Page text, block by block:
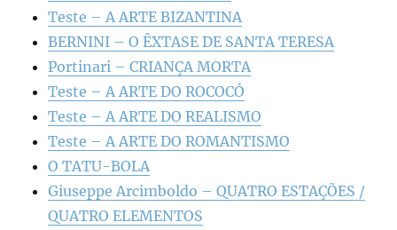
Teste – A ARTE BIZANTINA
BERNINI – O ÊXTASE DE SANTA TERESA
Portinari – CRIANÇA MORTA
Teste – A ARTE DO ROCOCÓ
Teste – A ARTE DO REALISMO
Teste – A ARTE DO ROMANTISMO
O TATU-BOLA
Giuseppe Arcimboldo – QUATRO ESTAÇÕES /
QUATRO ELEMENTOS